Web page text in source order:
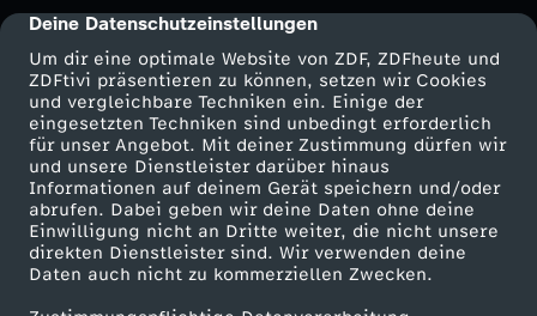
cmp-dialog-description
Deine Datenschutzeinstellungen
Um dir eine optimale Website von ZDF, ZDFheute und
ZDFtivi präsentieren zu können, setzen wir Cookies
und vergleichbare Techniken ein. Einige der
eingesetzten Techniken sind unbedingt erforderlich
für unser Angebot. Mit deiner Zustimmung dürfen wir
und unsere Dienstleister darüber hinaus
Informationen auf deinem Gerät speichern und/oder
abrufen. Dabei geben wir deine Daten ohne deine
Einwilligung nicht an Dritte weiter, die nicht unsere
direkten Dienstleister sind. Wir verwenden deine
Daten auch nicht zu kommerziellen Zwecken.
e
i
n
E
u
Mehr ZDF
ZDF-Apps
Smart TV
ZDFtext
Service
ZDFmitreden
Kontakt zum ZDF
Tickets